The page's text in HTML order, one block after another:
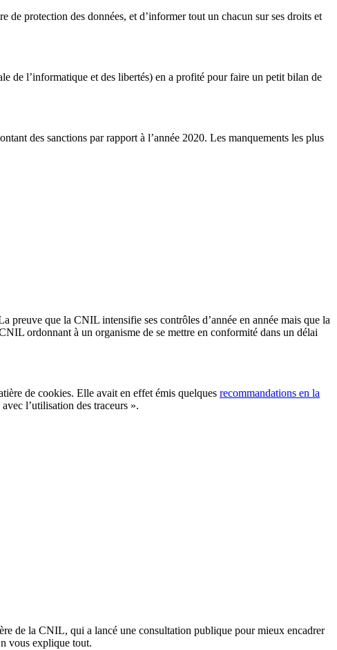
de protection des données, et d’informer tout un chacun sur ses droits et
de l’informatique et des libertés) en a profité pour faire un petit bilan de
des sanctions par rapport à l’année 2020. Les manquements les plus
que la CNIL intensifie ses contrôles d’année en année mais que la
ordonnant à un organisme de se mettre en conformité dans un délai
de cookies. Elle avait en effet émis quelques recommandations en la
l’utilisation des traceurs ».
de la CNIL, qui a lancé une consultation publique pour mieux encadrer
vous explique tout.